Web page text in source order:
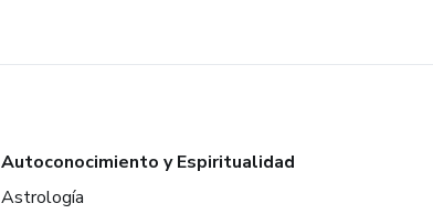
Autoconocimiento y Espiritualidad
Astrología